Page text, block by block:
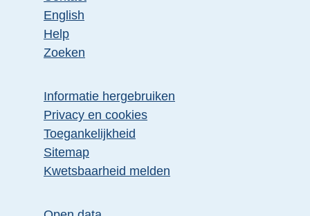
English
Help
Zoeken
Informatie hergebruiken
Privacy en cookies
Toegankelijkheid
Sitemap
Kwetsbaarheid melden